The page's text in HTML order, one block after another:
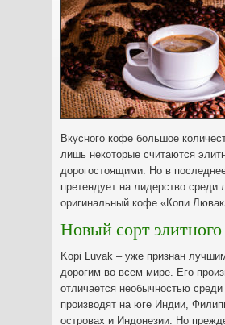
Вкусного кофе большое
лишь некоторые считаются
дорогостоящими. Но в
претендует на лидерство среди
оригинальный кофе «Копи
Новый сорт
Kopi Luvak – уже признан
дорогим во всем мире. Его
отличается необычностью
производят на юге Индии,
островах и Индонезии. Но